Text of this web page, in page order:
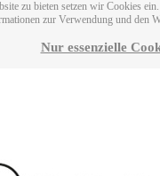
zu bieten setzen wir Cookies
zur Verwendung und den
Nur essenzielle